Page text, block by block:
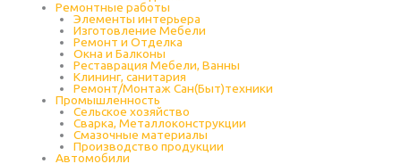
Ремонтные работы
Элементы интерьера
Изготовление Мебели
Ремонт и Отделка
Окна и Балконы
Реставрация Мебели, Ванны
Клининг, санитария
Ремонт/Монтаж Сан(Быт)техники
Промышленность
Cельское хозяйство
Сварка, Металлоконструкции
Cмазочные материалы
Производство продукции
Автомобили